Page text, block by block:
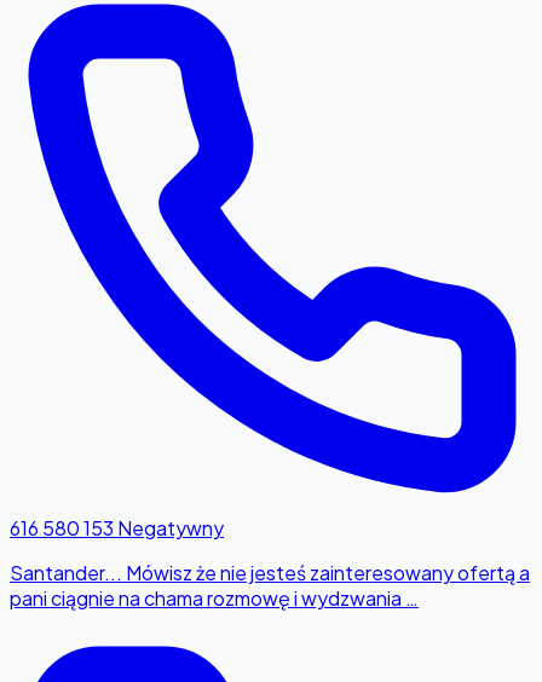
616 580 153 Negatywny
Santander... Mówisz że nie jesteś zainteresowany ofertą a
pani ciągnie na chama rozmowę i wydzwania …